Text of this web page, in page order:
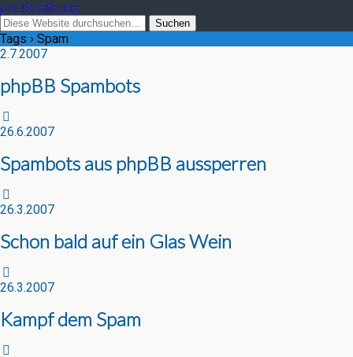
pixelReality.log
Tags › Spam
2.7.2007
phpBB Spambots
26.6.2007
Spambots aus phpBB aussperren
26.3.2007
Schon bald auf ein Glas Wein
26.3.2007
Kampf dem Spam